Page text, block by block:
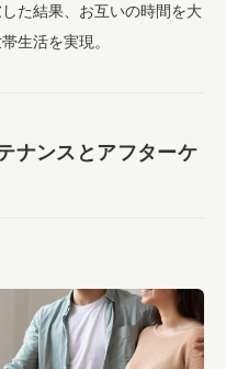
た結果、お互いの時間を大
生活を実現。
ナンスとアフターケ